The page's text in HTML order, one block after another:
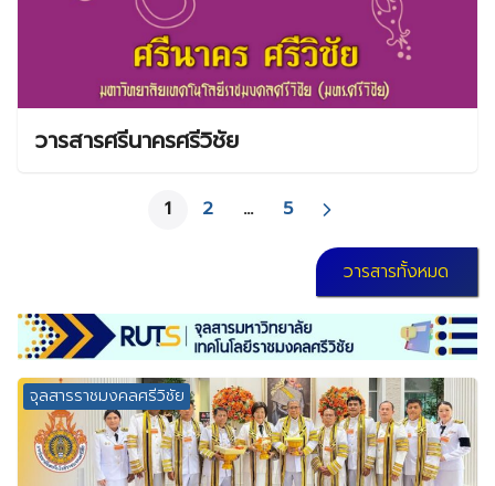
วารสารศรีนาครศรีวิชัย
1 2 … 5
วารสารทั้งหมด
จุลสารราชมงคลศรีวิชัย